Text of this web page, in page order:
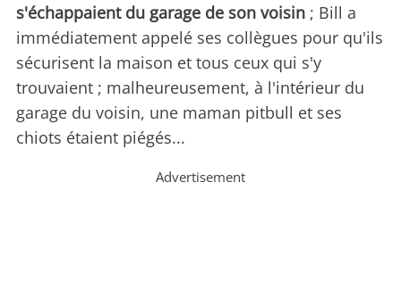
s'échappaient du garage de son voisin ; Bill a
immédiatement appelé ses collègues pour qu'ils
sécurisent la maison et tous ceux qui s'y
trouvaient ; malheureusement, à l'intérieur du
garage du voisin, une maman pitbull et ses
chiots étaient piégés...
Advertisement